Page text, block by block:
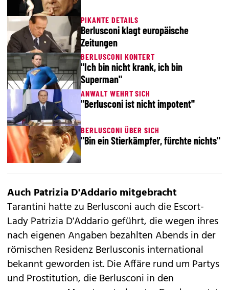
PIKANTE DETAILS
Berlusconi klagt europäische
Zeitungen
BERLUSCONI KONTERT
"Ich bin nicht krank, ich bin
Superman"
ANWALT WEHRT SICH
"Berlusconi ist nicht impotent"
BERLUSCONI ÜBER SICH
"Bin ein Stierkämpfer, fürchte nichts"
Auch Patrizia D'Addario mitgebracht
Tarantini hatte zu Berlusconi auch die Escort-
Lady Patrizia D'Addario geführt, die wegen ihres
nach eigenen Angaben bezahlten Abends in der
römischen Residenz Berlusconis international
bekannt geworden ist. Die Affäre rund um Partys
und Prostitution, die Berlusconi in den